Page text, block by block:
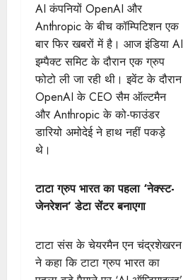
AI कंपनियों OpenAI और
Anthropic के बीच कॉम्पिटिशन एक
बार फिर खबरों में है। आज इंडिया AI
इम्पैक्ट समिट के दौरान एक ग्रुप
फोटो ली जा रही थी। इवेंट के दौरान
OpenAI के CEO सैम ऑल्टमैन
और Anthropic के को-फाउंडर
डारियो अमोदेई ने हाथ नहीं पकड़े
थे।
टाटा ग्रुप भारत का पहला ‘नेक्स्ट-
जेनरेशन’ डेटा सेंटर बनाएगा
टाटा संस के चेयरमैन एन चंद्रशेखरन
ने कहा कि टाटा ग्रुप भारत का